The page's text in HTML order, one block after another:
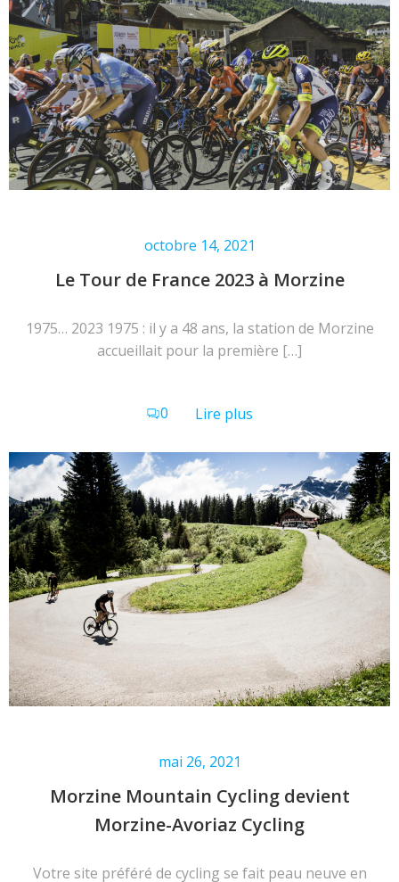
octobre 14, 2021
Le Tour de France 2023 à Morzine
1975… 2023 1975 : il y a 48 ans, la station de Morzine
accueillait pour la première […]
0 Lire plus
mai 26, 2021
Morzine Mountain Cycling devient
Morzine-Avoriaz Cycling
Votre site préféré de cycling se fait peau neuve en